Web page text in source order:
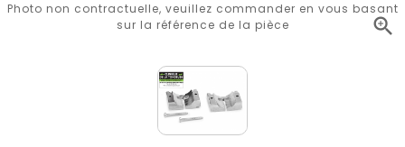

Photo non contractuelle, veuillez commander en vous basant
sur la référence de la pièce